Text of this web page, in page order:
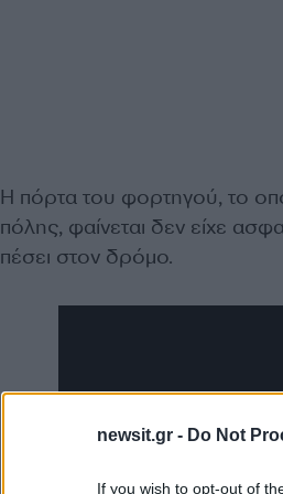
newsit.gr - Do Not
If you wish to opt-out of
Η πόρτα του φορτηγού, το
πόλης, φαίνεται δεν είχε
πέσει στον δρόμο.